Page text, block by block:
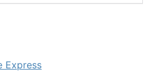
Express